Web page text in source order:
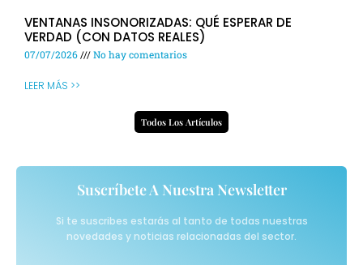
VENTANAS INSONORIZADAS: QUÉ ESPERAR DE
VERDAD (CON DATOS REALES)
07/07/2026 No hay comentarios
LEER MÁS >>
Todos Los Artículos
Suscríbete A Nuestra Newsletter
Si te suscribes estarás al tanto de todas nuestras
novedades y noticias relacionadas del sector.